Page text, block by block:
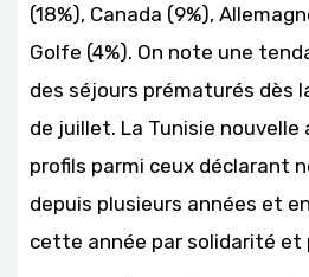
(18%), Canada (9%),
Golfe (4%). On note une
des séjours prématurés dès
de juillet. La Tunisie
profils parmi ceux déclarant
depuis plusieurs années et
cette année par solidarité et